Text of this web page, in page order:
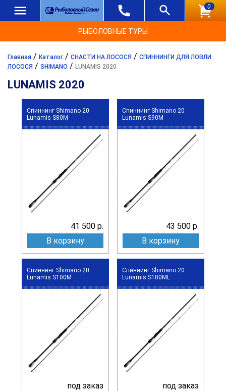
0
РЫБОЛОВНЫЕ ТУРЫ
Главная / Каталог / СНАСТИ НА ЛОСОСЯ / СПИННИНГИ ДЛЯ ЛОВЛИ
ЛОСОСЯ / SHIMANO / LUNAMIS 2020
LUNAMIS 2020
Спиннинг Shimano 20
Lunamis S80M
41 500 р.
В корзину
Спиннинг Shimano 20
Lunamis S90M
43 500 р.
В корзину
Спиннинг Shimano 20
Lunamis S100M
под заказ
Спиннинг Shimano 20
Lunamis S100ML
под заказ